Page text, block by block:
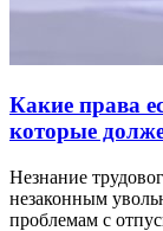
Какие права
которые
Незнание
незаконным
проблемам с